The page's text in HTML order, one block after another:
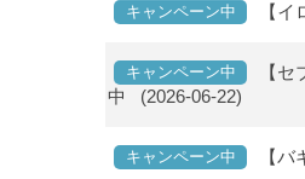
キャンペーン中 【
キャンペーン中
【
中
(2026-06-22)
キャンペーン中 【